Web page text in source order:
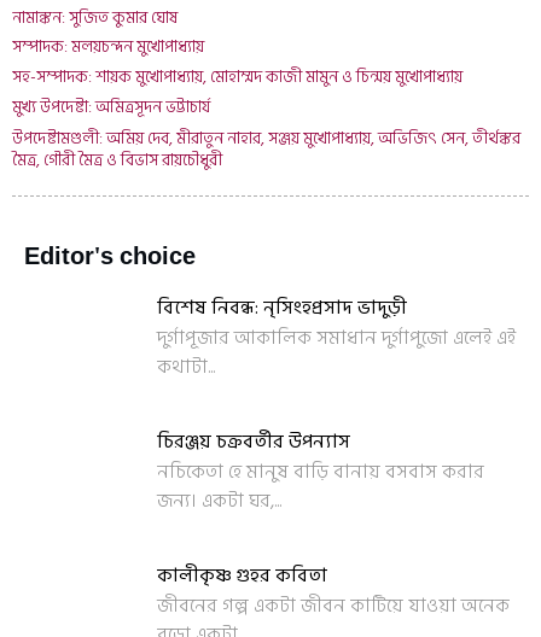
নামাঙ্কন: সুজিত কুমার ঘোষ
সম্পাদক: মলয়চন্দন মুখোপাধ্যায়
সহ-সম্পাদক: শায়ক মুখোপাধ্যায়, মোহাম্মদ কাজী মামুন ও চিন্ময় মুখোপাধ্যায়
মুখ্য উপদেষ্টা: অমিত্রসূদন ভট্টাচার্য
উপদেষ্টামণ্ডলী: অমিয় দেব, মীরাতুন নাহার, সঞ্জয় মুখোপাধ্যায়, অভিজিৎ সেন, তীর্থঙ্কর
মৈত্র, গৌরী মৈত্র ও বিভাস রায়চৌধুরী
Editor's choice
বিশেষ নিবন্ধ: নৃসিংহপ্রসাদ ভাদুড়ী
দুর্গাপূজার আকালিক সমাধান দুর্গাপুজো এলেই এই
কথাটা...
চিরঞ্জয় চক্রবর্তীর উপন্যাস
নচিকেতা হে মানুষ বাড়ি বানায় বসবাস করার
জন্য। একটা ঘর,...
কালীকৃষ্ণ গুহর কবিতা
জীবনের গল্প একটা জীবন কাটিয়ে যাওয়া অনেক